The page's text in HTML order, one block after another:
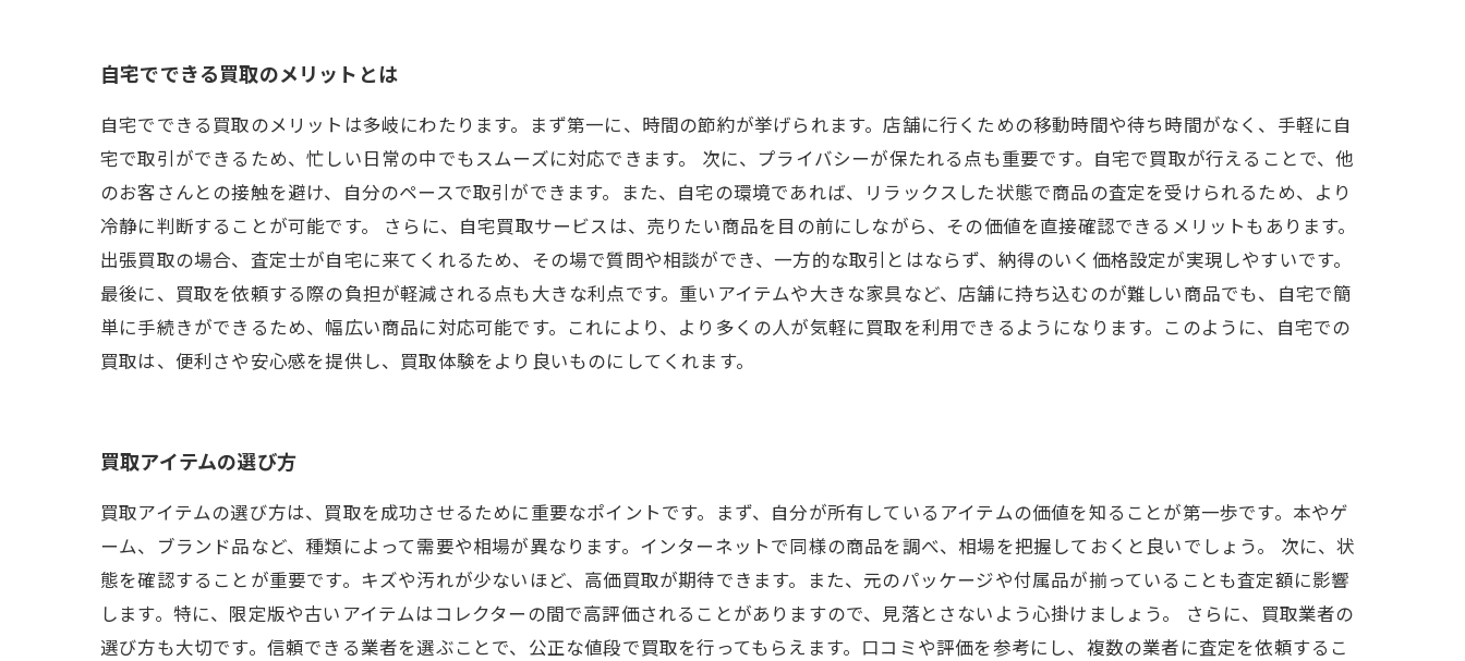
自宅でできる買取のメリットとは
自宅でできる買取のメリットは多岐にわたります。まず第一に、時間の節約が挙げられます。店舗に行くための移動時間や待ち時間がなく、手軽に自
宅で取引ができるため、忙しい日常の中でもスムーズに対応できます。 次に、プライバシーが保たれる点も重要です。自宅で買取が行えることで、他
のお客さんとの接触を避け、自分のペースで取引ができます。また、自宅の環境であれば、リラックスした状態で商品の査定を受けられるため、より
冷静に判断することが可能です。 さらに、自宅買取サービスは、売りたい商品を目の前にしながら、その価値を直接確認できるメリットもあります。
出張買取の場合、査定士が自宅に来てくれるため、その場で質問や相談ができ、一方的な取引とはならず、納得のいく価格設定が実現しやすいです。
最後に、買取を依頼する際の負担が軽減される点も大きな利点です。重いアイテムや大きな家具など、店舗に持ち込むのが難しい商品でも、自宅で簡
単に手続きができるため、幅広い商品に対応可能です。これにより、より多くの人が気軽に買取を利用できるようになります。このように、自宅での
買取は、便利さや安心感を提供し、買取体験をより良いものにしてくれます。
買取アイテムの選び方
買取アイテムの選び方は、買取を成功させるために重要なポイントです。まず、自分が所有しているアイテムの価値を知ることが第一歩です。本やゲ
ーム、ブランド品など、種類によって需要や相場が異なります。インターネットで同様の商品を調べ、相場を把握しておくと良いでしょう。 次に、状
態を確認することが重要です。キズや汚れが少ないほど、高価買取が期待できます。また、元のパッケージや付属品が揃っていることも査定額に影響
します。特に、限定版や古いアイテムはコレクターの間で高評価されることがありますので、見落とさないよう心掛けましょう。 さらに、買取業者の
選び方も大切です。信頼できる業者を選ぶことで、公正な値段で買取を行ってもらえます。口コミや評価を参考にし、複数の業者に査定を依頼するこ